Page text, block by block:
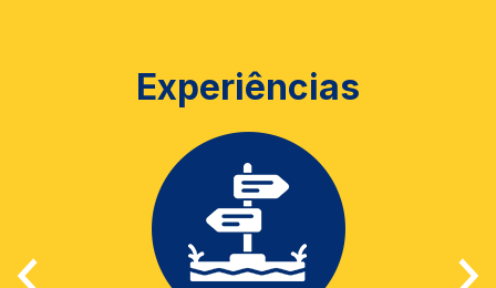
Experiências